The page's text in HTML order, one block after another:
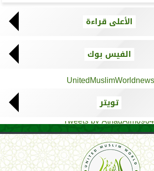
الأعلى قراءة
الفيس بوك
UnitedMuslimWorldnews
تويتر
Tweets by